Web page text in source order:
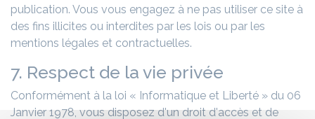
publication. Vous vous engagez à ne pas utiliser ce site à
des fins illicites ou interdites par les lois ou par les
mentions légales et contractuelles.
7. Respect de la vie privée
Conformément à la loi « Informatique et Liberté » du 06
Janvier 1978, vous disposez d'un droit d'accès et de